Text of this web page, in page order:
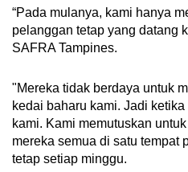
“Pada mulanya, kami hanya
pelanggan tetap yang datang
SAFRA Tampines.
"Mereka tidak berdaya untuk
kedai baharu kami. Jadi
kami. Kami memutuskan
mereka semua di satu tempat
tetap setiap minggu.